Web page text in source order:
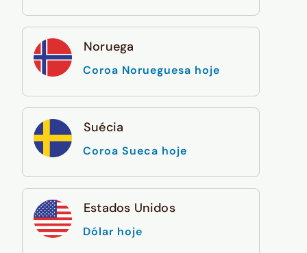
Noruega
Coroa Norueguesa hoje
Suécia
Coroa Sueca hoje
Estados Unidos
Dólar hoje